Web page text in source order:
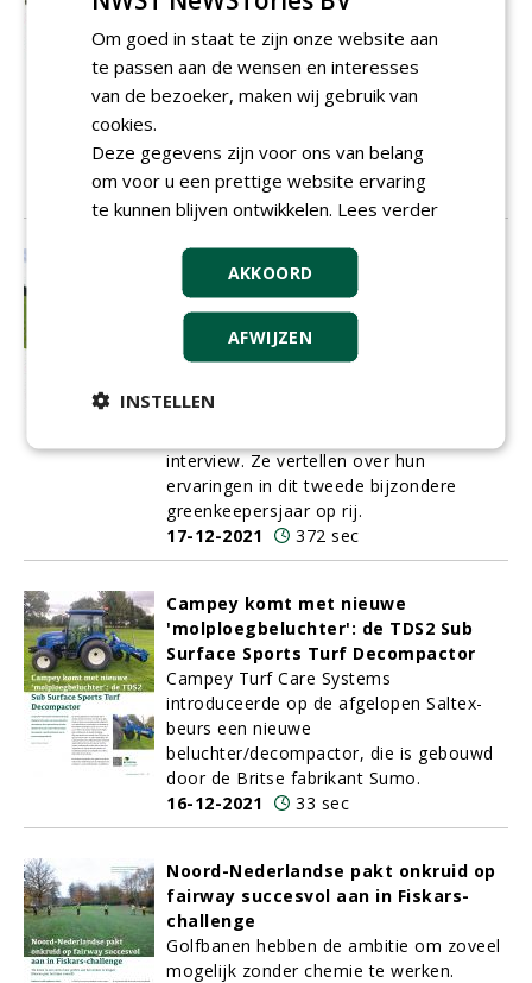
ontwikkelt VGR een onderhoudsmethode
die bestaat uit werktuigelijke
bewerkingen en natuurlijke
slogan is 'bodem als basis voor een
goede grasmat'.
20-12-2021
190 sec
Gras groeiend houden was
makkelijk, maar kostte het
afgelopen jaar meer manuren en
In deze laatste Greenkeeper van 2021
achter ons ligt. We benaderden vier
interview. Ze vertellen over hun
ervaringen in dit tweede bijzondere
greenkeepersjaar op rij.
17-12-2021
372 sec
Campey komt met nieuwe
'molploegbeluchter': de TDS2 Sub
Surface Sports Turf Decompactor
Campey Turf Care Systems
introduceerde op de afgelopen Saltex-
beurs een nieuwe
beluchter/decompactor, die is gebouwd
door de Britse fabrikant Sumo.
16-12-2021
33 sec
Noord-Nederlandse pakt onkruid op
fairway succesvol aan in Fiskars-
challenge
Golfbanen hebben de ambitie om zoveel
mogelijk zonder chemie te werken.
Om goed in staat te zijn onze website aan
te passen aan de wensen en interesses
van de bezoeker, maken wij gebruik van
cookies.
Deze gegevens zijn voor ons van belang
om voor u een prettige website ervaring
te kunnen blijven ontwikkelen. Lees verder
AKKOORD
AFWIJZEN
INSTELLEN